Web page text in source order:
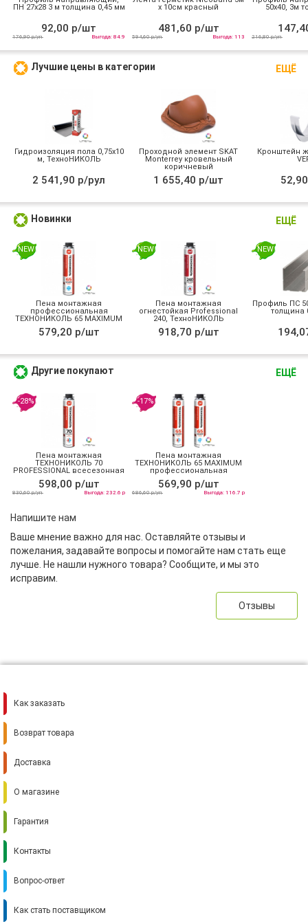
ПН 27х28 3 м толщина 0,45 мм
92,00 р/шт
176,90 р/уп Выгода: 84.9
х 10см красный
481,60 р/шт
594,60 р/уп Выгода: 113
50х40, 3м
216,80 р/уп
ЕЩЁ
Лучшие цены в категории
Гидроизоляция пола 0,75х10
м, ТехноНИКОЛЬ
2 541,90 р/рул
Проходной элемент SKAT
Monterrey кровельный
коричневый
1 655,40 р/шт
Кронштейн
ЕЩЁ
Новинки
NEW
Пена монтажная
профессиональная
ТЕХНОНИКОЛЬ 65 MAXIMUM
зимняя
579,20 р/шт
NEW
Пена монтажная
огнестойкая Professional
240, ТехноНИКОЛЬ
918,70 р/шт
NEW
Профиль ПС
толщина
ЕЩЁ
Другие покупают
-28%
Пена монтажная
ТЕХНОНИКОЛЬ 70
PROFESSIONAL всесезонная
598,00 р/шт
830,60 р/уп Выгода: 232.6 р
-17%
Пена монтажная
ТЕХНОНИКОЛЬ 65 MAXIMUM
профессиональная
всесезонная
569,90 р/шт
686,60 р/уп Выгода: 116.7 р
Напишите нам
Ваше мнение важно для нас. Оставляйте отзывы и
пожелания, задавайте вопросы и помогайте нам стать еще
лучше. Не нашли нужного товара? Сообщите, и мы это
исправим.
Отзывы
Как заказать
Возврат товара
Доставка
О магазине
Гарантия
Контакты
Вопрос-ответ
Как стать поставщиком